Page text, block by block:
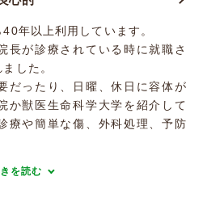
年以上利用しています。
長が診療されている時に就職さ
した。
だったり、日曜、休日に容体が
か獣医生命科学大学を紹介して
療や簡単な傷、外科処理、予防
を読む